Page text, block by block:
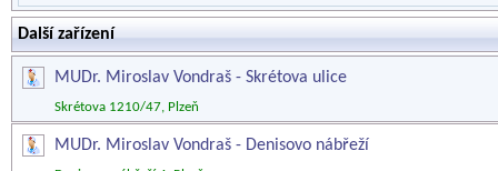
Další zařízení
MUDr. Miroslav Vondraš - Skrétova ulice
Skrétova 1210/47, Plzeň
MUDr. Miroslav Vondraš - Denisovo nábřeží